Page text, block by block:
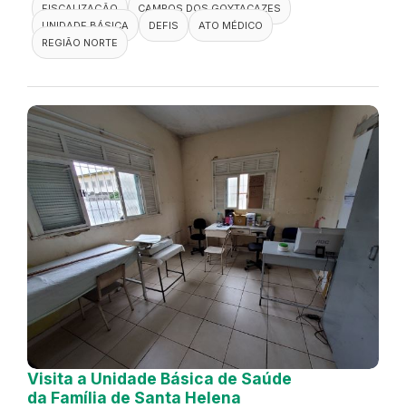
FISCALIZAÇÃO
CAMPOS DOS GOYTACAZES
UNIDADE BÁSICA
DEFIS
ATO MÉDICO
REGIÃO NORTE
Visita a Unidade Básica de Saúde
da Família de Santa Helena